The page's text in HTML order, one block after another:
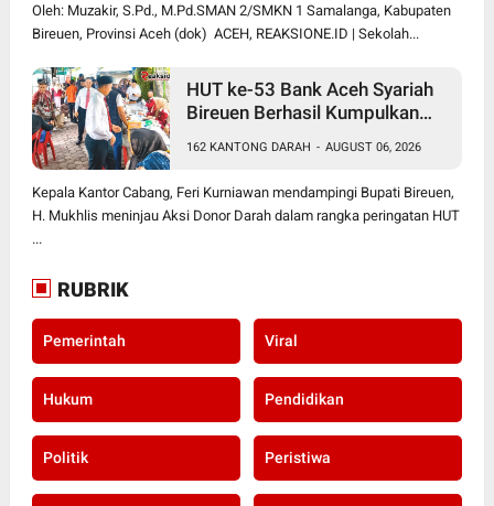
Oleh: Muzakir, S.Pd., M.Pd.SMAN 2/SMKN 1 Samalanga, Kabupaten
Bireuen, Provinsi Aceh (dok) ACEH, REAKSIONE.ID | Sekolah...
HUT ke-53 Bank Aceh Syariah
Bireuen Berhasil Kumpulkan
162 KANTONG DARAH - AUGUST 06, 2026
Kepala Kantor Cabang, Feri Kurniawan mendampingi Bupati Bireuen,
H. Mukhlis meninjau Aksi Donor Darah dalam rangka peringatan HUT
...
RUBRIK
Pemerintah Viral
Hukum Pendidikan
Politik Peristiwa